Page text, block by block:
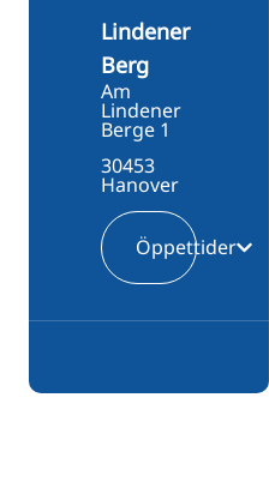
Lindener
Berg
Am
Lindener
Berge 1
30453
Hanover
Öppettider